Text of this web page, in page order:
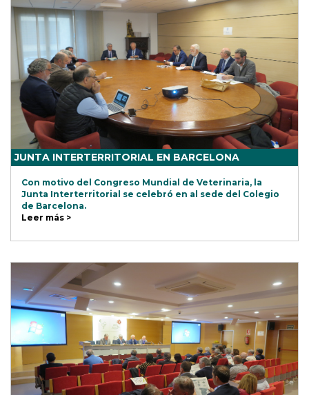
JUNTA INTERTERRITORIAL EN BARCELONA
Con motivo del Congreso Mundial de Veterinaria, la
Junta Interterritorial se celebró en al sede del Colegio
de Barcelona.
Leer más >